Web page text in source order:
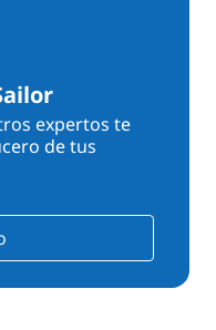
expertos te
de tus